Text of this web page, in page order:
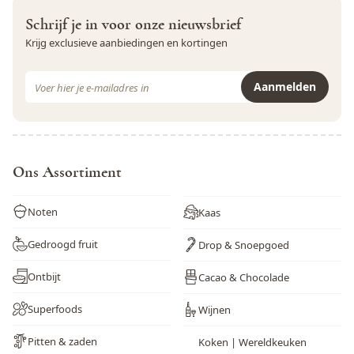
Schrijf je in voor onze nieuwsbrief
Krijg exclusieve aanbiedingen en kortingen
Aanmelden
Ons Assortiment
Noten
Gedroogd fruit
Ontbijt
Superfoods
Pitten & zaden
Kaas
Drop & Snoepgoed
Cacao & Chocolade
Wijnen
Koken | Wereldkeuken